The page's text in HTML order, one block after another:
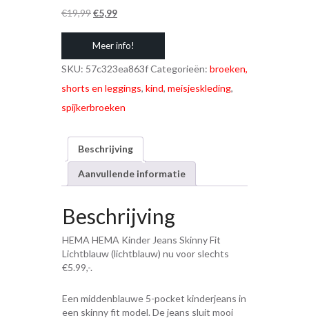
€19,99Oorspronkelijke
prijs
was:
€19,99.
€5,99Huidige
prijs
is:
€5,99.
Meer info!
SKU: 57c323ea863fCategorieën: broeken,
shorts en leggings, kind, meisjeskleding,
spijkerbroeken
Beschrijving
Aanvullende informatie
Beschrijving
HEMA HEMA Kinder Jeans Skinny Fit
Lichtblauw (lichtblauw) nu voor slechts
€5.99,-.
Een middenblauwe 5-pocket kinderjeans in
een skinny fit model. De jeans sluit mooi